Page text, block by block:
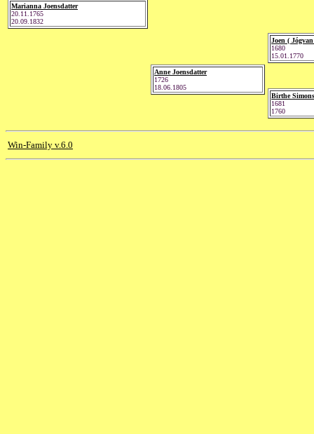
Marianna Joensdatter
20.11.1765
20.09.1832
Anne Joensdatter
1726
18.06.1805
Joen (
1680
15.01.1770
Birthe
1681
1760
Win-Family v.6.0